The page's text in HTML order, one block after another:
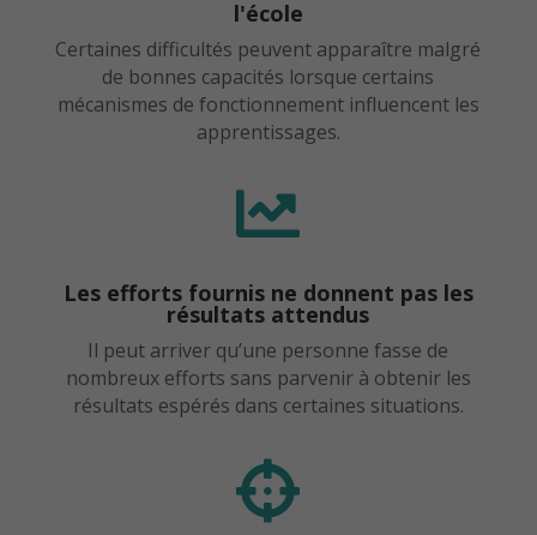
l'école
Certaines difficultés peuvent apparaître malgré
de bonnes capacités lorsque certains
mécanismes de fonctionnement influencent les
apprentissages.

Les efforts fournis ne donnent pas les
résultats attendus
Il peut arriver qu’une personne fasse de
nombreux efforts sans parvenir à obtenir les
résultats espérés dans certaines situations.
